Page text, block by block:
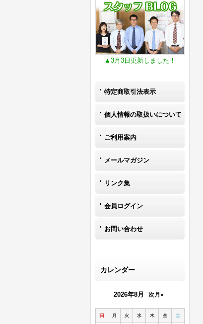
▲3月3日更新しました！
特定商取引法表示
個人情報の取扱いについて
ご利用案内
メールマガジン
リンク集
会員ログイン
お問い合わせ
カレンダー
2026年8月 次月»
日 月 火 水 木 金 土